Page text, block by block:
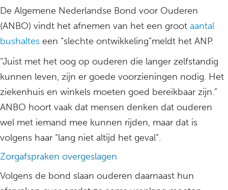
De Algemene Nederlandse Bond voor Ouderen
(ANBO) vindt het afnemen van het een groot aantal
bushaltes een “slechte ontwikkeling”meldt het ANP.
“Juist met het oog op ouderen die langer zelfstandig
kunnen leven, zijn er goede voorzieningen nodig. Het
ziekenhuis en winkels moeten goed bereikbaar zijn.”
ANBO hoort vaak dat mensen denken dat ouderen
wel met iemand mee kunnen rijden, maar dat is
volgens haar “lang niet altijd het geval”.
Zorgafspraken overgeslagen
Volgens de bond slaan ouderen daarnaast hun